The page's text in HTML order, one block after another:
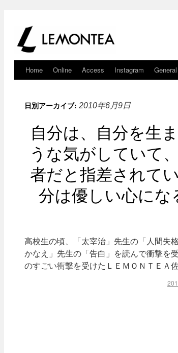
Home Online Access Instagram General
日別アーカイブ: 2010年6月9日
自分は、自分を生
うな気がしていて
者だと指差されて
分は優しい心にな
高校生の頃、「太宰治」先生の「人間失
かなえ」先生の「告白」を読んで衝撃を
のすごい衝撃を受けたＬＥＭＯＮＴＥＡ